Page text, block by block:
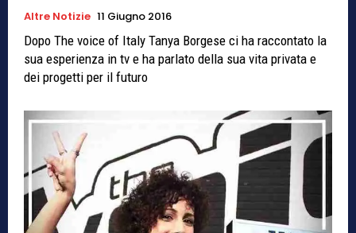
Altre Notizie 11 Giugno 2016
Dopo The voice of Italy Tanya Borgese ci ha raccontato la
sua esperienza in tv e ha parlato della sua vita privata e
dei progetti per il futuro